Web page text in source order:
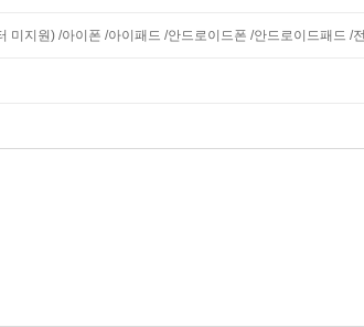
미지원) /아이폰 /아이패드 /안드로이드폰 /안드로이드패드 /